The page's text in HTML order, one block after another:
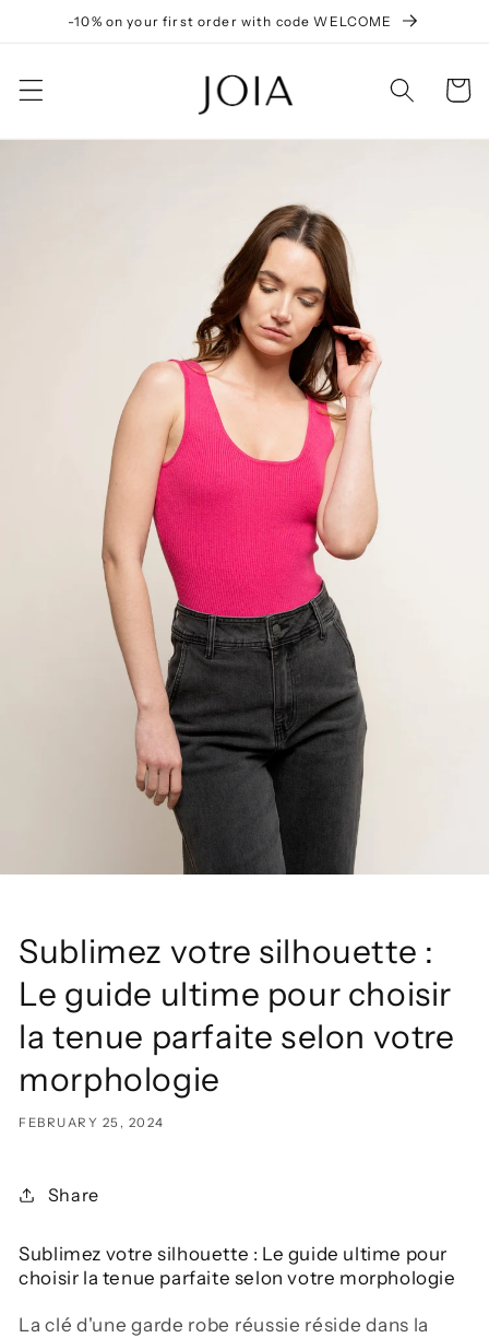
Skip to
-10% on your first order with code WELCOME
Cart
Sublimez votre silhouette :
Le guide ultime pour choisir
la tenue parfaite selon votre
morphologie
FEBRUARY 25, 2024
Share
Sublimez votre silhouette : Le guide ultime pour
choisir la tenue parfaite selon votre morphologie
La clé d'une garde robe réussie réside dans la